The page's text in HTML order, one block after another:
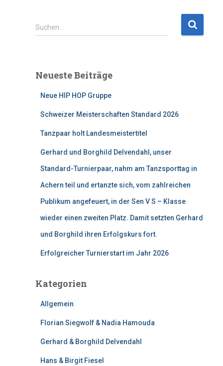
S
u
n
Suchen …
Neueste Beiträge
Neue HIP HOP Gruppe
Schweizer Meisterschaften Standard 2026
Tanzpaar holt Landesmeistertitel
Gerhard und Borghild Delvendahl, unser
Standard-Turnierpaar, nahm am Tanzsporttag in
Achern teil und ertanzte sich, vom zahlreichen
Publikum angefeuert, in der Sen V S – Klasse
wieder einen zweiten Platz. Damit setzten Gerhard
und Borghild ihren Erfolgskurs fort.
Erfolgreicher Turnierstart im Jahr 2026
Kategorien
Allgemein
Florian Siegwolf & Nadia Hamouda
Gerhard & Borghild Delvendahl
Hans & Birgit Fiesel